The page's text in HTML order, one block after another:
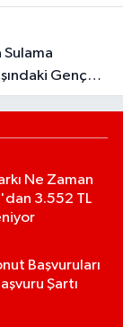
Genç
Ne Zaman
3.552 TL
Başvuruları
Şartı